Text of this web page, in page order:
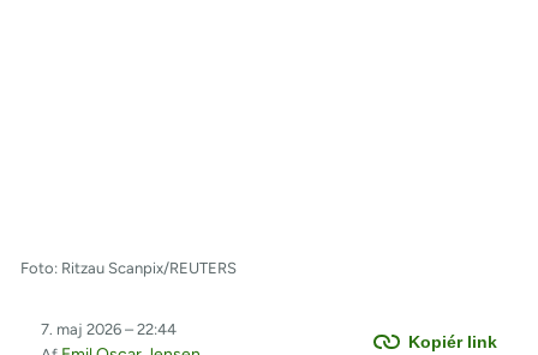
Foto: Ritzau Scanpix/REUTERS
Kopiér link
7. maj 2026 – 22:44